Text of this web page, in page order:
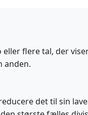
flere tal, der
anden.
det til sin